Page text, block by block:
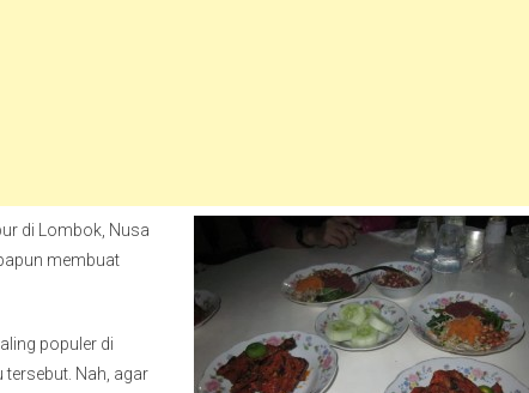
di Lombok, Nusa
membuat
populer di
tersebut. Nah, agar